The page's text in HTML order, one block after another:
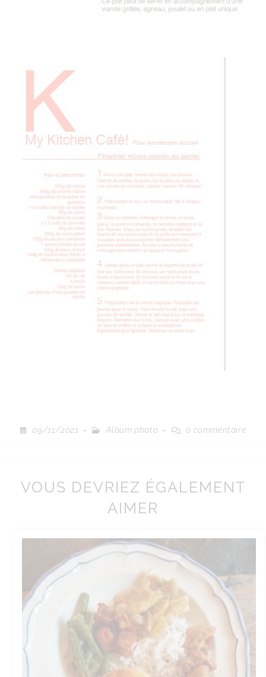
09/11/2021 Album photo 0 commentaire
VOUS DEVRIEZ ÉGALEMENT
AIMER